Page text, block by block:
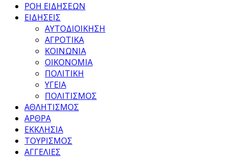
ΡΟΗ ΕΙΔΗΣΕΩΝ
ΕΙΔΗΣΕΙΣ
ΑΥΤΟΔΙΟΙΚΗΣΗ
ΑΓΡΟΤΙΚΑ
ΚΟΙΝΩΝΙΑ
ΟΙΚΟΝΟΜΙΑ
ΠΟΛΙΤΙΚΗ
ΥΓΕΙΑ
ΠΟΛΙΤΙΣΜΟΣ
ΑΘΛΗΤΙΣΜΟΣ
ΑΡΘΡΑ
ΕΚΚΛΗΣΙΑ
ΤΟΥΡΙΣΜΟΣ
ΑΓΓΕΛΙΕΣ